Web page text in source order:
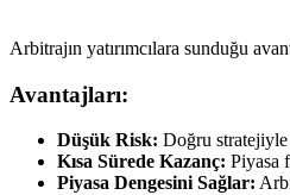
Arbitrajın yatırımcılara sunduğu
Avantajları:
Düşük Risk: Doğru stratejiyle
Kısa Sürede Kazanç: Piyasa
Piyasa Dengesini Sağlar: